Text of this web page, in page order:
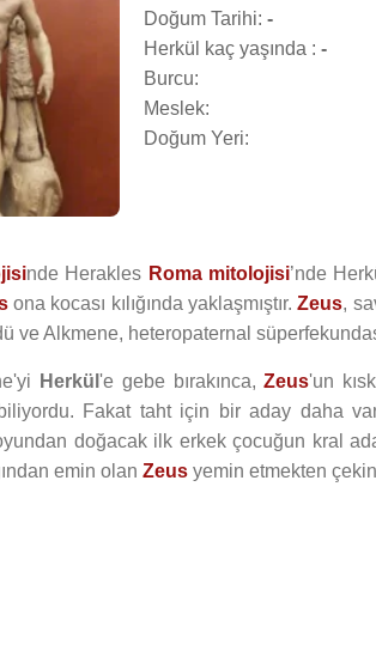
Doğum Tarihi: -
Herkül kaç yaşında : -
Burcu:
Meslek:
Doğum Yeri:
nde Herakles Roma mitolojisi’nde
ona kocası kılığında yaklaşmıştır.Zeus,
ve Alkmene, heteropaternal
Herkül 'e gebe bırakınca,Zeus'un
Fakat taht için bir aday daha
doğacak ilk erkek çocuğun kral
emin olan Zeus yemin etmekten